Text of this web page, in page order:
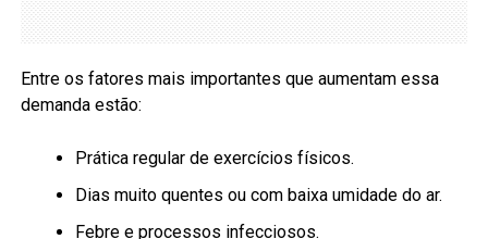
Entre os fatores mais importantes que aumentam essa
demanda estão:
Prática regular de exercícios físicos.
Dias muito quentes ou com baixa umidade do ar.
Febre e processos infecciosos.